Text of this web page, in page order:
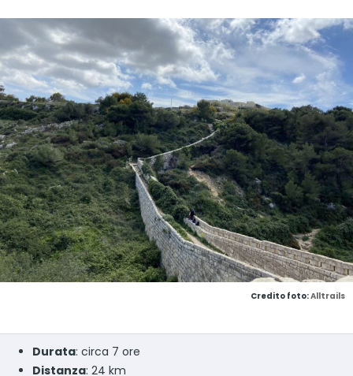
Credito foto:Alltrails
Durata: circa 7 ore
Distanza: 24 km